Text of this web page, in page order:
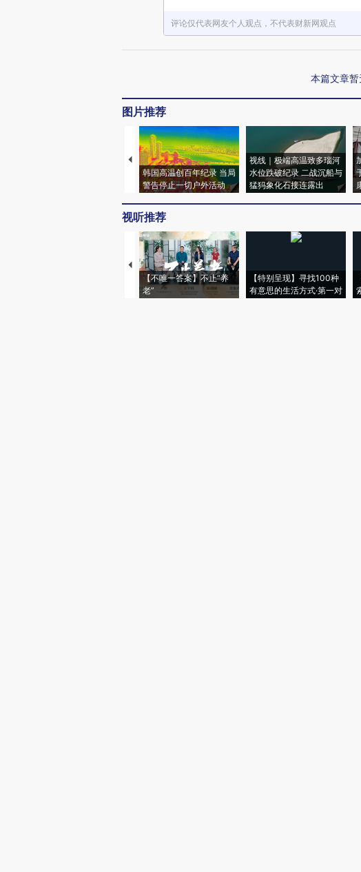
评论仅代表网友个人观点，不代表财新网观点
本篇文章
图片推荐
韩国高温创百年纪录 当局
警告停止一切户外活动
视线｜极端高温致多瑙河
水位跌破纪录 二战沉船与
猛犸象化石接连露出
视听推荐
【不唯一答案】不止“养
老”
【特别呈现】寻找100种
有意思的生活方式·第一对